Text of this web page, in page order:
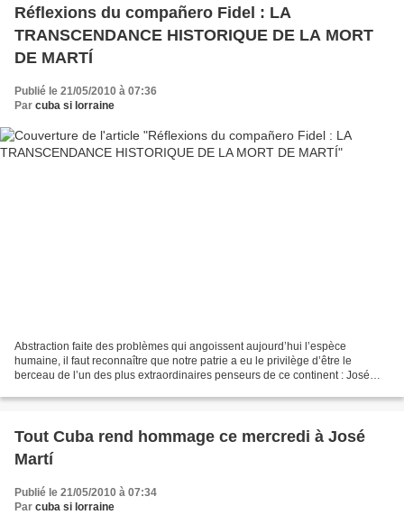
Réflexions du compañero Fidel : LA
TRANSCENDANCE HISTORIQUE DE LA MORT
DE MARTÍ
Publié le 21/05/2010 à 07:36
Par cuba si lorraine
Abstraction faite des problèmes qui angoissent aujourd’hui l’espèce
humaine, il faut reconnaître que notre patrie a eu le privilège d’être le
berceau de l’un des plus extraordinaires penseurs de ce continent : José
Tout Cuba rend hommage ce mercredi à José
Martí
Publié le 21/05/2010 à 07:34
Par cuba si lorraine